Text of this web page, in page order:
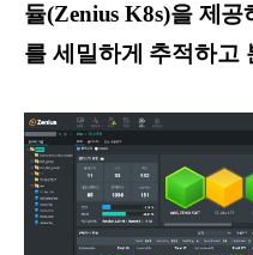
듈(Zenius K8s)을 제
를 세밀하게 추적하고